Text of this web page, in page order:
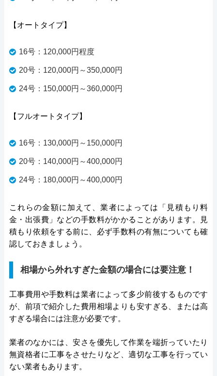
【オートタイプ】
16号：120,000円程度
20号：120,000円～350,000円
24号：150,000円～360,000円
【フルオートタイプ】
16号：130,000円～150,000円
20号：140,000円～400,000円
24号：180,000円～400,000円
これらの金額に加えて、業者によっては「見積もり料
金・出張費」などの手数料がかかることがあります。見
積もり依頼をする前に、必ず手数料の有無についても確
認しておきましょう。
相場から外れすぎた金額の場合には要注意！
工事費用や手数料は業者によって多少前後するものです
が、前項で紹介した費用相場よりも安すぎる、または高
すぎる場合には注意が必要です。
業者のなかには、安さを優先して作業を端折っていたり
無資格者に工事をさせたりなど、適切な工事を行ってい
ない業者もあります。